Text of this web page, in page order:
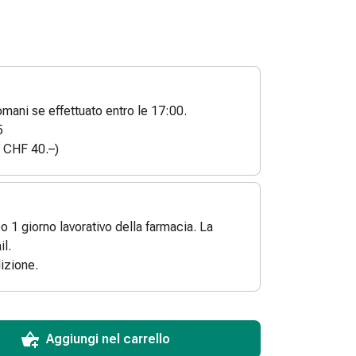
se effettuato entro le 17:00.
40.–)
1 giorno lavorativo della farmacia. La
Aggiungi nel carrello